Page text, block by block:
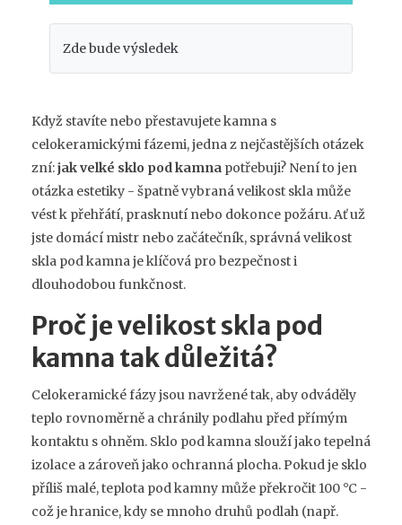
Zde bude výsledek
Když stavíte nebo přestavujete kamna s
celokeramickými fázemi, jedna z nejčastějších otázek
zní:jak velké sklo pod kamna potřebuji? Není to jen
otázka estetiky - špatně vybraná velikost skla může
vést k přehřátí, prasknutí nebo dokonce požáru. Ať už
jste domácí mistr nebo začátečník, správná velikost
skla pod kamna je klíčová pro bezpečnost i
dlouhodobou funkčnost.
Proč je velikost skla pod
kamna tak důležitá?
Celokeramické fázy jsou navržené tak, aby odváděly
teplo rovnoměrně a chránily podlahu před přímým
kontaktu s ohněm. Sklo pod kamna slouží jako tepelná
izolace a zároveň jako ochranná plocha. Pokud je sklo
příliš malé, teplota pod kamny může překročit 100 °C -
což je hranice, kdy se mnoho druhů podlah (např.